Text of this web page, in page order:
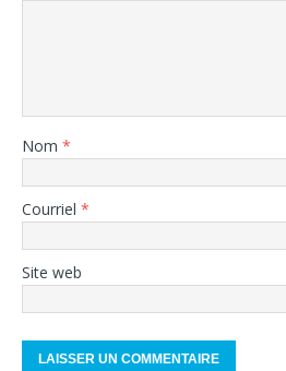
Nom *
Courriel *
Site web